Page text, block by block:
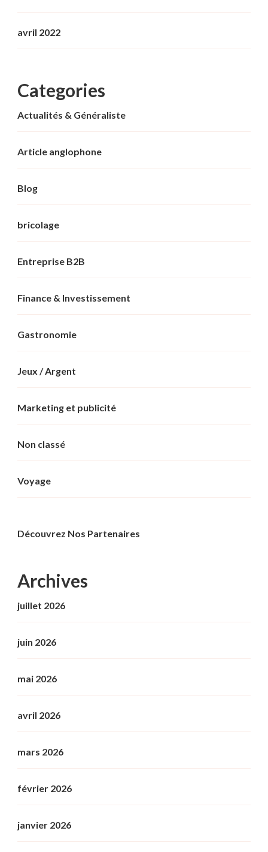
avril 2022
Categories
Actualités & Généraliste
Article anglophone
Blog
bricolage
Entreprise B2B
Finance & Investissement
Gastronomie
Jeux / Argent
Marketing et publicité
Non classé
Voyage
Découvrez Nos Partenaires
Archives
juillet 2026
juin 2026
mai 2026
avril 2026
mars 2026
février 2026
janvier 2026